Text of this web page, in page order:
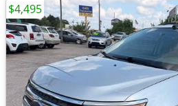
$4,495